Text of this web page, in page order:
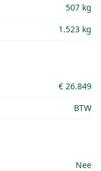
507 kg
1.523 kg
€ 26.849
BTW
Nee